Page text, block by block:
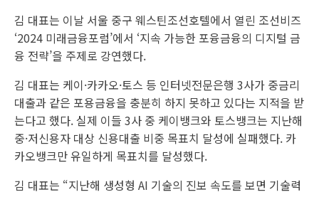
김 대표는 이날 서울 중구 웨스틴조선호텔에서 열린 조선비즈
‘2024 미래금융포럼’에서 ‘지속 가능한 포융금융의 디지털 금
융 전략’을 주제로 강연했다.
김 대표는 케이·카카오·토스 등 인터넷전문은행 3사가 중금리
대출과 같은 포용금융을 충분히 하지 못하고 있다는 지적을 받
는다고 했다. 실제 이들 3사 중 케이뱅크와 토스뱅크는 지난해
중·저신용자 대상 신용대출 비중 목표치 달성에 실패했다. 카
카오뱅크만 유일하게 목표치를 달성했다.
김 대표는 “지난해 생성형 AI 기술의 진보 속도를 보면 기술력